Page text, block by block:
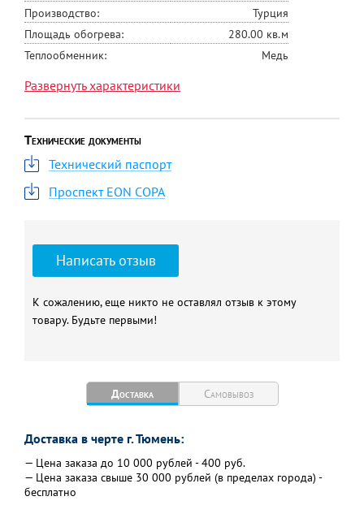
Производство:
Турция
Площадь обогрева:
280.00 кв.м
Теплообменник:
Медь
Контур отопления, дюйм:
Серия:
Copa EON
Мин. полезная мощность:
8.70 кВт
Макс. расход природного
Объём расширительного
бака, л
Напряжение сети: 220 В.
3.0 бар
Вес, кг
Развернуть характеристики
Технические документы
Технический паспорт
Проспект EON COPA
Написать отзыв
К сожалению, еще никто не оставлял отзыв к этому
товару. Будьте первыми!
Доставка Самовывоз
Доставка в черте г. Тюмень:
— Цена заказа до 10 000 рублей - 400 руб.
— Цена заказа свыше 30 000 рублей (в пределах города) -
бесплатно